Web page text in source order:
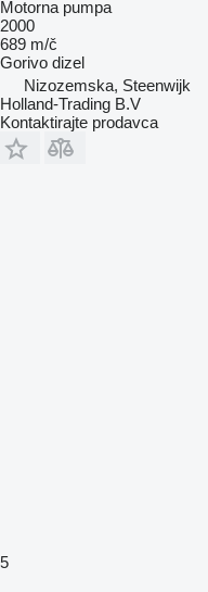
Motorna pumpa
2000
689 m/č
Gorivo dizel
Nizozemska, Steenwijk
Holland-Trading B.V
Kontaktirajte prodavca
5